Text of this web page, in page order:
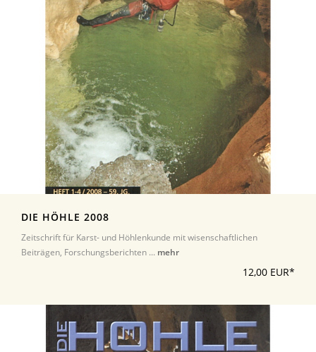
DIE HÖHLE 2008
Zeitschrift für Karst- und Höhlenkunde mit wisenschaftlichen
Beiträgen, Forschungsberichten ... mehr
12,00 EUR*